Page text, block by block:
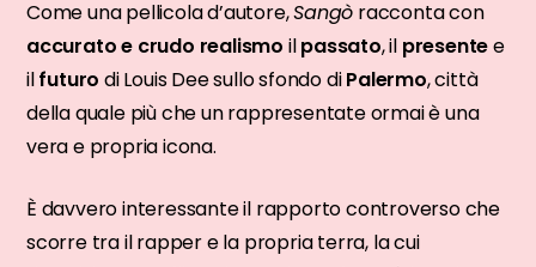
Come una pellicola d’autore,Sangò racconta con
accurato e crudo realismo ilpassato, il presentee
ilfuturodi Louis Dee sullo sfondo diPalermo, città
della quale più che un rappresentate ormai è una
vera e propria icona.
È davvero interessante il rapporto controverso che
scorre tra il rapper e la propria terra, la cui